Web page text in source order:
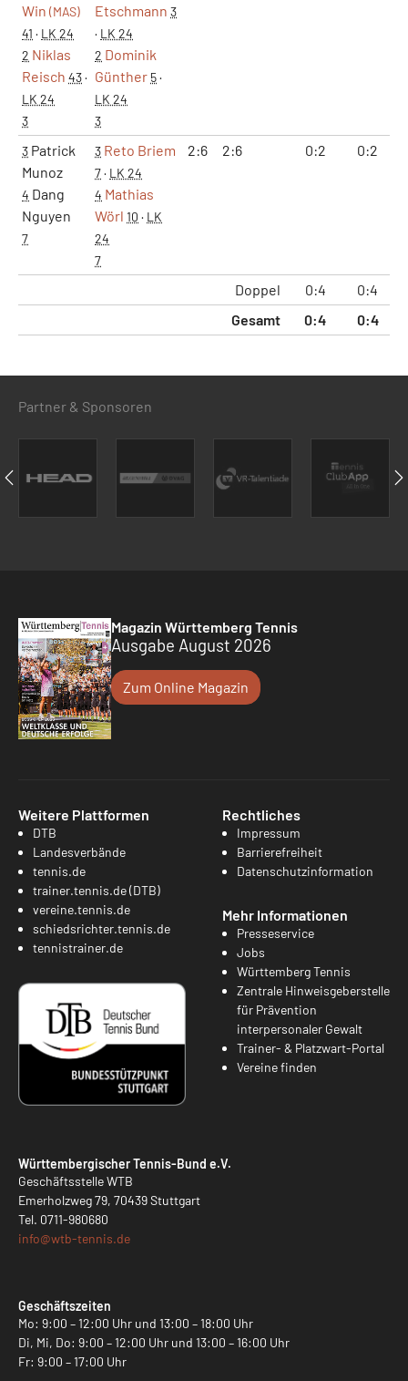
Win (MAS)
41 · LK 24
2 Niklas
Reisch 43·
LK 24
3
Etschmann 3
· LK 24
2 Dominik
Günther 5·
LK 24
3
3 Patrick
Munoz
4 Dang
Nguyen
7
3 Reto Briem
7· LK 24
4 Mathias
Wörl 10 · LK
24
7
2:6 2:6 0:2 0:2
Doppel 0:4 0:4
Gesamt
0:4 0:4
Partner & Sponsoren
Magazin Württemberg Tennis
Ausgabe August 2026
Zum Online Magazin
Weitere Plattformen
DTB
Landesverbände
tennis.de
trainer.tennis.de (DTB)
vereine.tennis.de
schiedsrichter.tennis.de
tennistrainer.de
Rechtliches
Impressum
Barrierefreiheit
Datenschutzinformation
Mehr Informationen
Presseservice
Jobs
Württemberg Tennis
Zentrale Hinweisgeberstelle
für Prävention
interpersonaler Gewalt
Trainer- & Platzwart-Portal
Vereine finden
Württembergischer Tennis-Bund e.V.
Geschäftsstelle WTB
Emerholzweg 79, 70439 Stuttgart
Tel. 0711-980680
info@wtb-tennis.de
Geschäftszeiten
Mo: 9:00 – 12:00 Uhr und 13:00 – 18:00 Uhr
Di, Mi, Do: 9:00 – 12:00 Uhr und 13:00 – 16:00 Uhr
Fr: 9:00 – 17:00 Uhr